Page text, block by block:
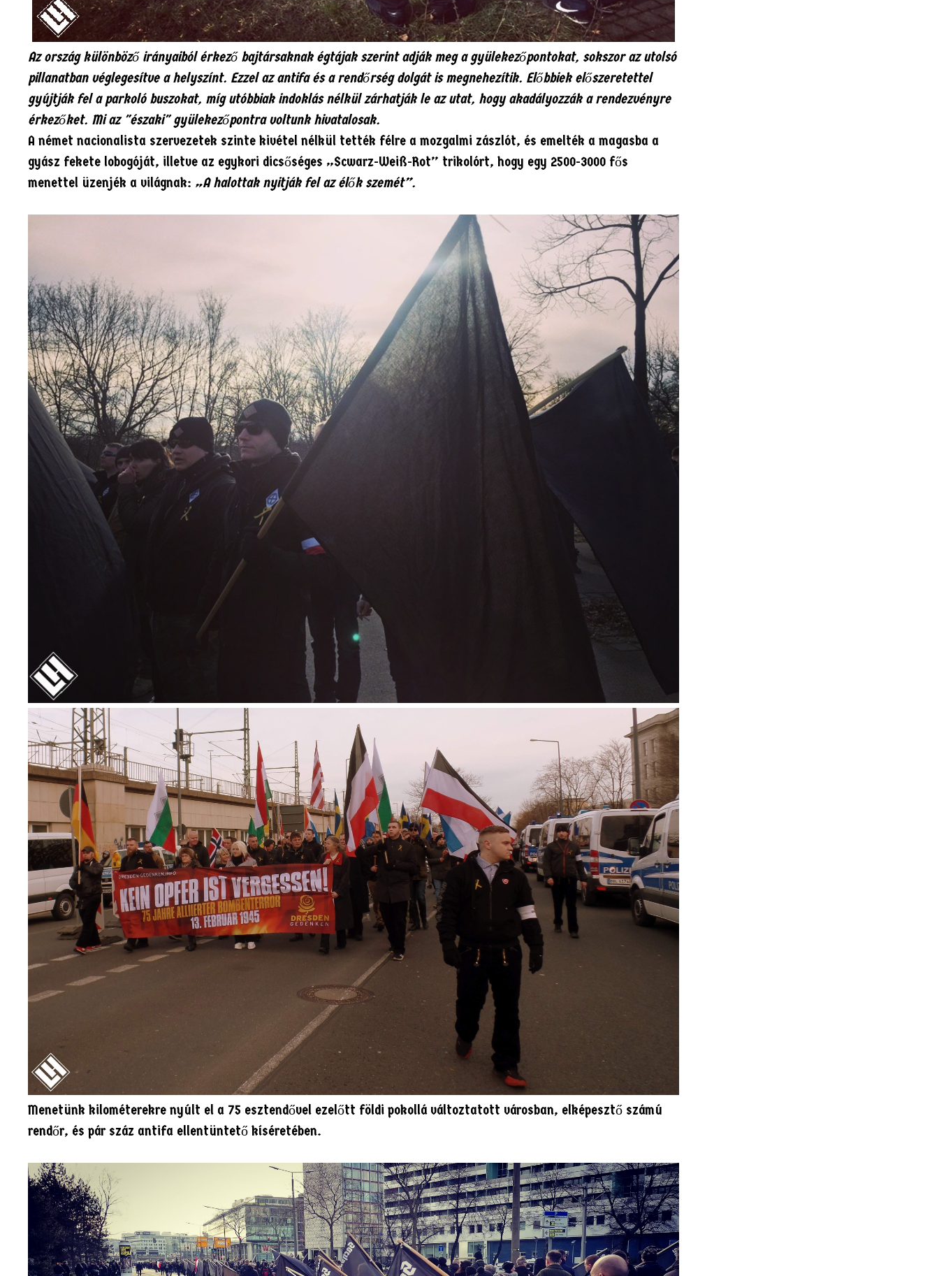
Az ország különböző irányaiból érkező bajtársaknak égtájak szerint adják meg a gyülekezőpontokat, sokszor az utolsó
pillanatban véglegesítve a helyszínt. Ezzel az antifa és a rendőrség dolgát is megnehezítik. Előbbiek előszeretettel
gyújtják fel a parkoló buszokat, míg utóbbiak indoklás nélkül zárhatják le az utat, hogy akadályozzák a rendezvényre
érkezőket. Mi az "északi" gyülekezőpontra voltunk hivatalosak.
A német nacionalista szervezetek szinte kivétel nélkül tették félre a mozgalmi zászlót, és emelték a magasba a
gyász fekete lobogóját, illetve az egykori dicsőséges „Scwarz-Weiß-Rot” trikolórt, hogy egy 2500-3000 fős
menettel üzenjék a világnak: „A halottak nyitják fel az élők szemét”.
Menetünk kilométerekre nyúlt el a 75 esztendővel ezelőtt földi pokollá változtatott városban, elképesztő számú
rendőr, és pár száz antifa ellentüntető kíséretében.